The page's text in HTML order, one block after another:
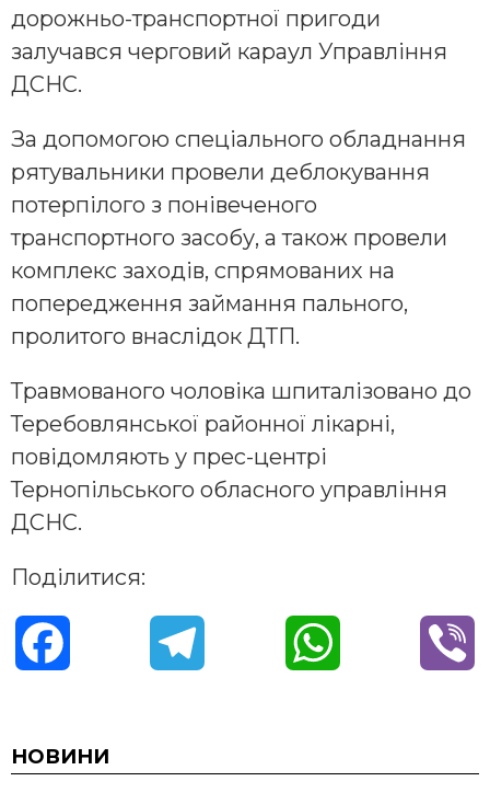
дорожньо-транспортної пригоди
залучався черговий караул Управління
ДСНС.
За допомогою спеціального обладнання
рятувальники провели деблокування
потерпілого з понівеченого
транспортного засобу, а також провели
комплекс заходів, спрямованих на
попередження займання пального,
пролитого внаслідок ДТП.
Травмованого чоловіка шпиталізовано до
Теребовлянської районної лікарні,
повідомляють у прес-центрі
Тернопільського обласного управління
ДСНС.
Поділитися:
c
НОВИНИ